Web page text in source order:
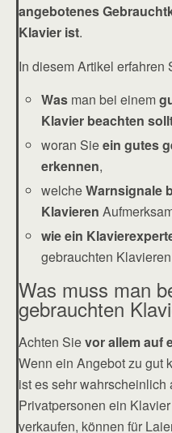
angebotenes
Klavier ist.
In diesem Artikel erfahren
Was man bei einem
Klavier beachten
woran Sieein gutes
erkennen,
welcheWarnsignale
Klavieren
wie ein
gebrauchten Klavieren
Was muss man
gebrauchten
Achten Sievor allem auf
Wenn ein Angebot zu gut
ist es sehr wahrscheinlich
Privatpersonen ein
verkaufen, können für